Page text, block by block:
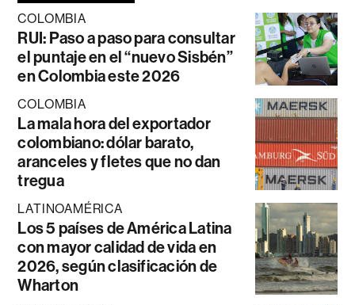
COLOMBIA
RUI: Paso a paso para consultar
el puntaje en el “nuevo Sisbén”
en Colombia este 2026
COLOMBIA
La mala hora del exportador
colombiano: dólar barato,
aranceles y fletes que no dan
tregua
LATINOAMÉRICA
Los 5 países de América Latina
con mayor calidad de vida en
2026, según clasificación de
Wharton